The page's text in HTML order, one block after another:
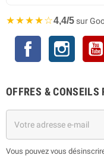
★★★★☆4,4/5sur
Facebook
OFFRES & CONSEILS
Vous pouvez vous